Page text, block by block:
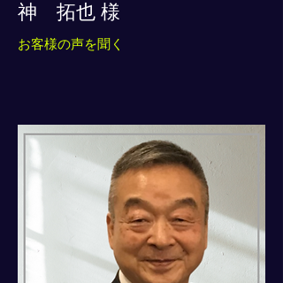
神 拓也 様
お客様の声を聞く